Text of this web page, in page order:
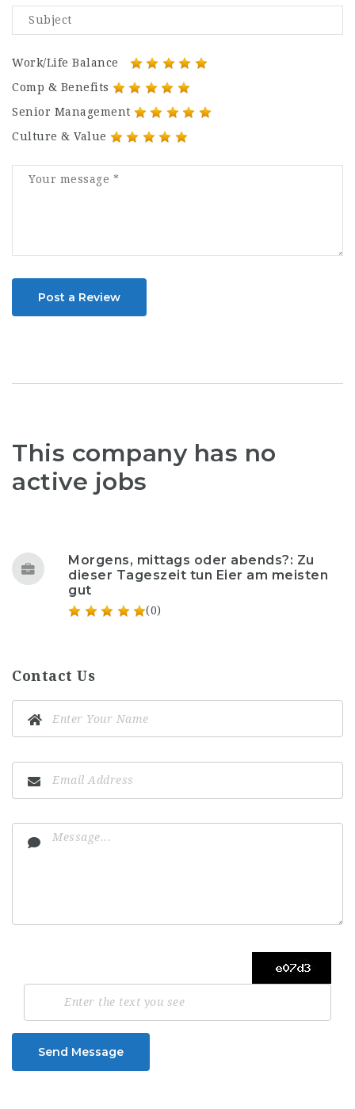
Work/Life Balance
Comp & Benefits
Senior Management
Culture & Value
Post a Review
This company has no
active jobs
Morgens, mittags oder abends?: Zu
dieser Tageszeit tun Eier am meisten
gut
(0)
Contact Us
Send Message